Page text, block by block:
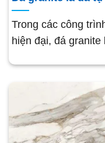
Trong các công
hiện đại, đá